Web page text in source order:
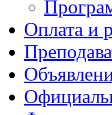
Оплата и